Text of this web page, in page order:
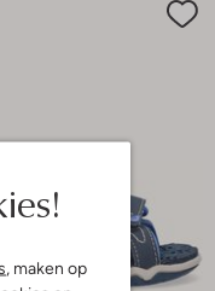
, maken op